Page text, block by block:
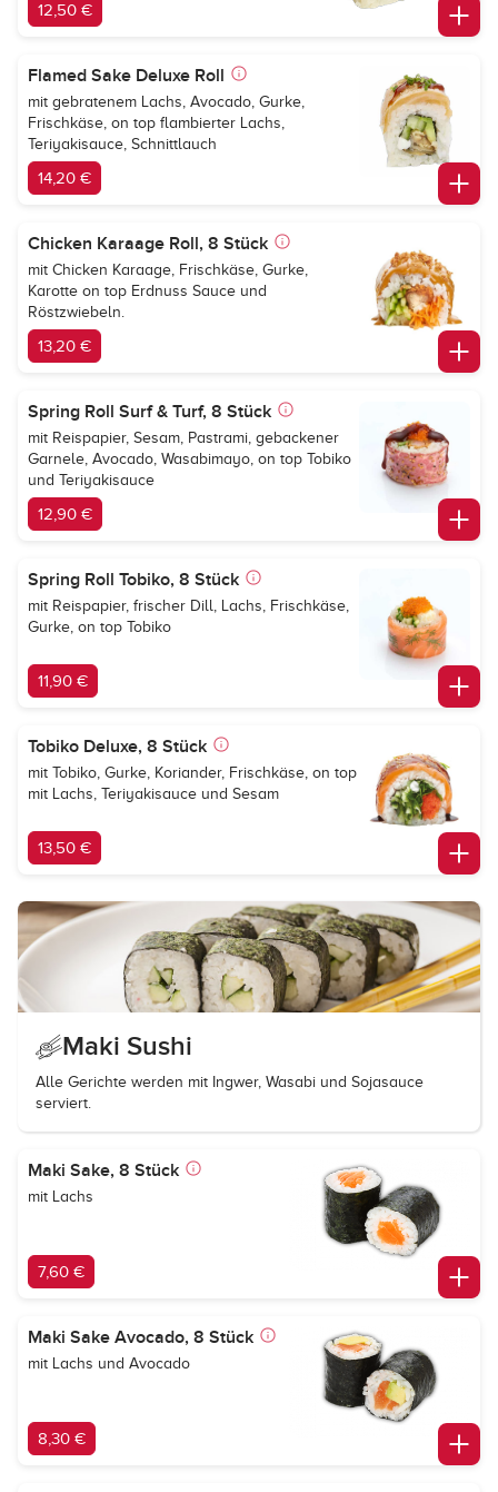
12,50 €
Flamed Sake Deluxe Roll
mit gebratenem Lachs, Avocado, Gurke,
Frischkäse, on top flambierter Lachs,
Teriyakisauce, Schnittlauch
14,20 €
Chicken Karaage Roll, 8 Stück
mit Chicken Karaage, Frischkäse, Gurke,
Karotte on top Erdnuss Sauce und
Röstzwiebeln.
13,20 €
Spring Roll Surf & Turf, 8 Stück
mit Reispapier, Sesam, Pastrami, gebackener
Garnele, Avocado, Wasabimayo, on top Tobiko
und Teriyakisauce
12,90 €
Spring Roll Tobiko, 8 Stück
mit Reispapier, frischer Dill, Lachs, Frischkäse,
Gurke, on top Tobiko
11,90 €
Tobiko Deluxe, 8 Stück
mit Tobiko, Gurke, Koriander, Frischkäse, on top
mit Lachs, Teriyakisauce und Sesam
13,50 €
Maki Sushi
Alle Gerichte werden mit Ingwer, Wasabi und Sojasauce
serviert.
Maki Sake, 8 Stück
mit Lachs
7,60 €
Maki Sake Avocado, 8 Stück
mit Lachs und Avocado
8,30 €